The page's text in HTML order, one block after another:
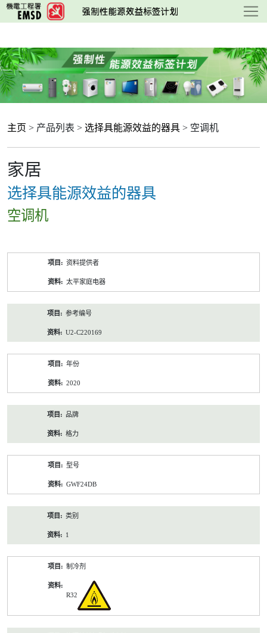
跳
至
要
内
容
主页 > 产品列表 > 选择具能源效益的器具 > 空调机
家居
选择具能源效益的器具
空调机
资料提供者
太平家庭电器
参考编号
U2-C220169
年份
2020
品牌
格力
型号
GWF24DB
类别
1
制冷剂
R32